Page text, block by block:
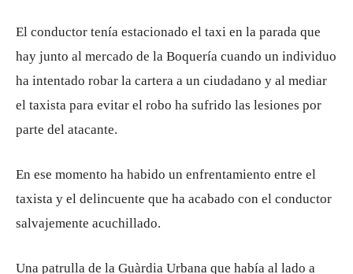
El conductor tenía estacionado el taxi en la parada que
hay junto al mercado de la Boquería cuando un individuo
ha intentado robar la cartera a un ciudadano y al mediar
el taxista para evitar el robo ha sufrido las lesiones por
parte del atacante.
En ese momento ha habido un enfrentamiento entre el
taxista y el delincuente que ha acabado con el conductor
salvajemente acuchillado.
Una patrulla de la Guàrdia Urbana que había al lado a